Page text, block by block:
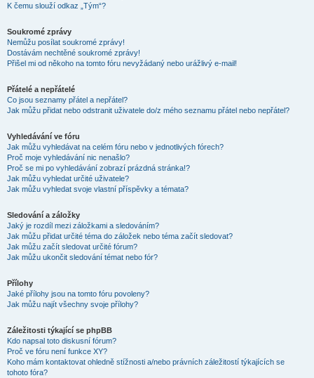
K čemu slouží odkaz „Tým“?
Soukromé zprávy
Nemůžu posílat soukromé zprávy!
Dostávám nechtěné soukromé zprávy!
Přišel mi od někoho na tomto fóru nevyžádaný nebo urážlivý e-mail!
Přátelé a nepřátelé
Co jsou seznamy přátel a nepřátel?
Jak můžu přidat nebo odstranit uživatele do/z mého seznamu přátel nebo nepřátel?
Vyhledávání ve fóru
Jak můžu vyhledávat na celém fóru nebo v jednotlivých fórech?
Proč moje vyhledávání nic nenašlo?
Proč se mi po vyhledávání zobrazí prázdná stránka!?
Jak můžu vyhledat určité uživatele?
Jak můžu vyhledat svoje vlastní příspěvky a témata?
Sledování a záložky
Jaký je rozdíl mezi záložkami a sledováním?
Jak můžu přidat určité téma do záložek nebo téma začít sledovat?
Jak můžu začít sledovat určité fórum?
Jak můžu ukončit sledování témat nebo fór?
Přílohy
Jaké přílohy jsou na tomto fóru povoleny?
Jak můžu najít všechny svoje přílohy?
Záležitosti týkající se phpBB
Kdo napsal toto diskusní fórum?
Proč ve fóru není funkce XY?
Koho mám kontaktovat ohledně stížnosti a/nebo právních záležitostí týkajících se
tohoto fóra?